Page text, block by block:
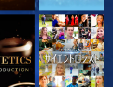
を探求 観る